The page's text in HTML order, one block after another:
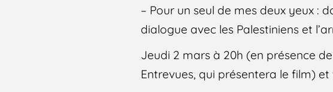
– Pour un seul de mes deux yeux :
dialogue avec les Palestiniens et
Jeudi 2 mars à 20h (en présence
Entrevues, qui présentera le film) et